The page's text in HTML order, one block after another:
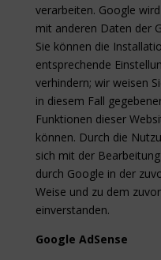
verarbeiten. Google
mit anderen Daten der
Sie können die
entsprechende
verhindern; wir weisen
in diesem Fall
Funktionen dieser
können. Durch die
sich mit der
durch Google in der
Weise und zu dem
einverstanden.
Google AdSense